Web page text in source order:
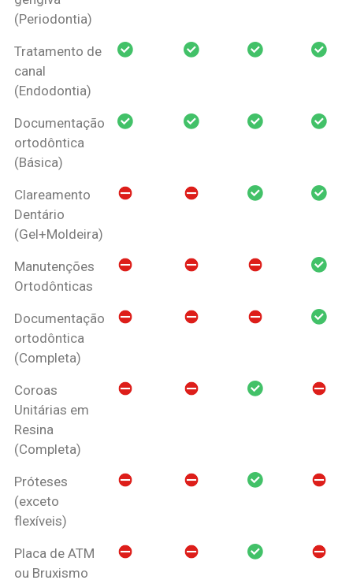
(Periodontia)
Tratamento de
canal
(Endodontia)
Documentação
ortodôntica
(Básica)
Clareamento
Dentário
(Gel+Moldeira)
Manutenções
Ortodônticas
Documentação
ortodôntica
(Completa)
Coroas
Unitárias em
Resina
(Completa)
Próteses
(exceto
flexíveis)
Placa de ATM
ou Bruxismo